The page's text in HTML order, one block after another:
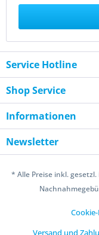
Service Hotline
Shop Service
Informationen
Newsletter
* Alle Preise inkl.
Versand und